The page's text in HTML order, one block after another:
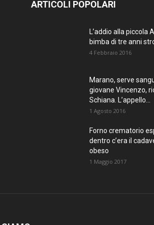
ARTICOLI POPOLARI
L’addio alla piccola
bimba di tre anni
4 Febbraio 2016
Marano, serve
giovane Vincenzo,
Schiana. L’appello...
1 Agosto 2016
Forno crematorio
dentro c’era il
obeso
1 Maggio 2017